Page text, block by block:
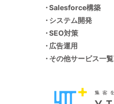
Salesforce構築
システム開発
SEO対策
広告運用
その他サービス一覧